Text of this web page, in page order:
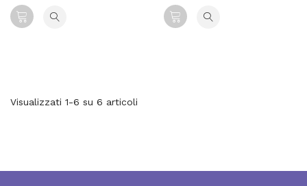
Visualizzati 1-6 su 6 articoli